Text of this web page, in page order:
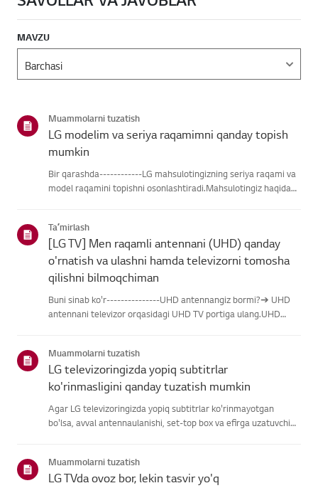
MAVZU
Muammolarni tuzatish
LG modelim va seriya raqamimni qanday topish
mumkin
Bir qarashda------------LG mahsulotingizning seriya raqami va
model raqamini topishni osonlashtiradi.Mahsulotingiz haqidagi
Taʼmirlash
[LG TV] Men raqamli antennani (UHD) qanday
o'rnatish va ulashni hamda televizorni tomosha
qilishni bilmoqchiman
Buni sinab ko'r---------------UHD antennangiz bormi?➔ UHD
antennani televizor orqasidagi UHD TV portiga ulang.UHD
joyga o'rn...
Muammolarni tuzatish
LG televizoringizda yopiq subtitrlar
ko'rinmasligini qanday tuzatish mumkin
Agar LG televizoringizda yopiq subtitrlar ko'rinmayotgan
bo'lsa, avval antennaulanishi, set-top box va efirga uzatuvchi
Muammolarni tuzatish
LG TVda ovoz bor, lekin tasvir yo'q